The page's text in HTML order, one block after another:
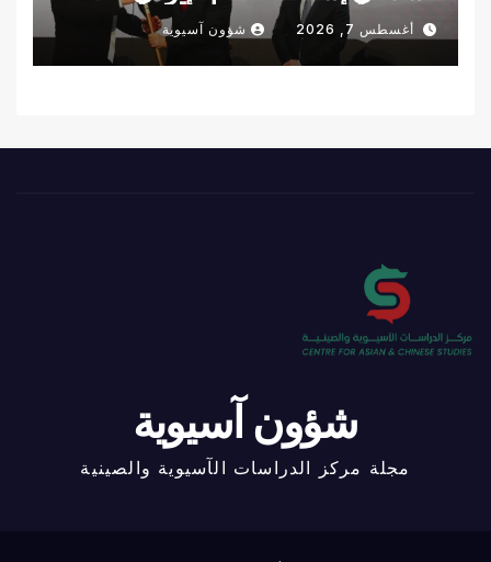
أغسطس 7, 2026 شؤون آسيوية
شؤون آسيوية
مجلة مركز الدراسات الآسيوية والصينية